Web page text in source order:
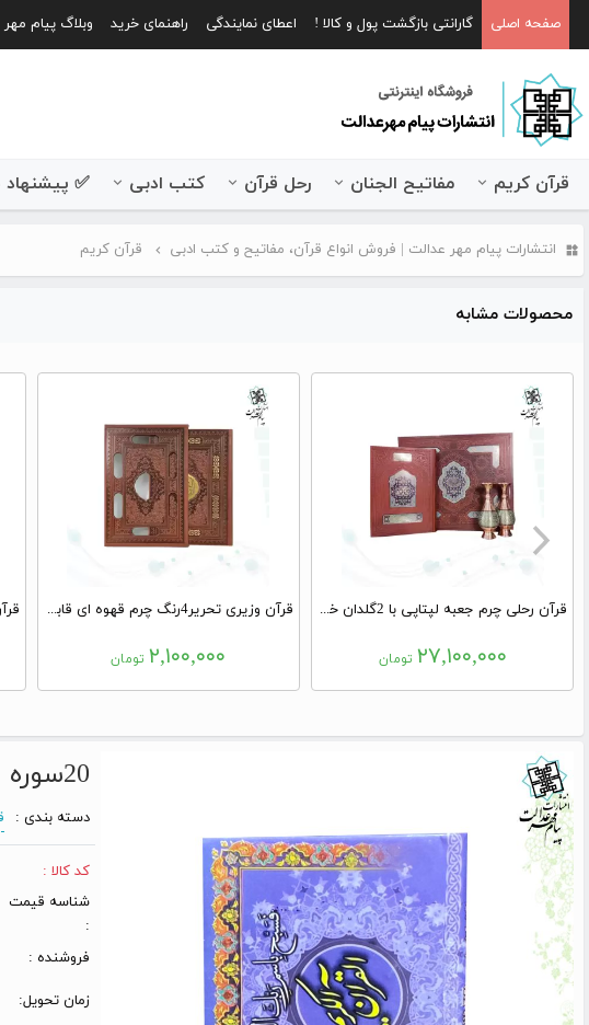
صفحه اصلی گارانتی بازگشت پول و کالا ! اعطای نمایندگی راهنمای خرید وبلاگ پیام
قرآن کریم مفاتیح الجنان رحل قرآن کتب ادبی ✅
انتشارات پیام مهر عدالت | فروش انواع قرآن، مفاتیح و کتب ادبی قرآن کریم
محصولات مشابه
قرآن رحلی چرم جعبه لپتاپی با 2گلدان خاتم
۲۷,۱۰۰,۰۰۰ تومان
قرآن وزیری تحریر4رنگ چرم قهوه ای قابدار کشویی
۲,۱۰۰,۰۰۰ تومان
20سوره از قرآن سایز نیم جیبی کوچک تحریر جلد سلفون
دسته بندی :
کد کالا :
شناسه قیمت
:
فروشنده :
زمان تحویل: